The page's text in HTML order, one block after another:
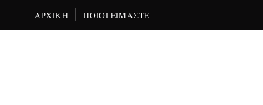
ΑΡΧΙΚΉ ΠΟΙΟΙ ΕΊΜΑΣΤΕ